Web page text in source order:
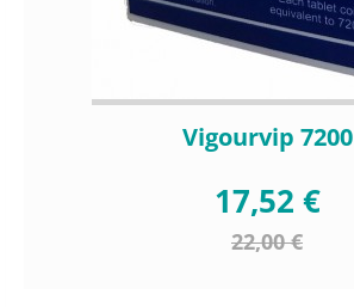
Vigourvip 7200
17,52 €
22,00 €